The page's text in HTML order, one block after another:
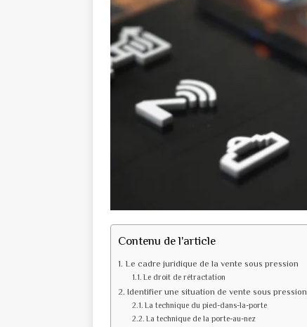
Contenu de l'article
Le cadre juridique de la vente sous pression
Le droit de rétractation
Identifier une situation de vente sous pression
La technique du pied-dans-la-porte
La technique de la porte-au-nez